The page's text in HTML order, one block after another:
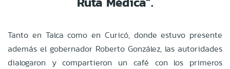
Tanto en Talca como en Curicó, donde estuvo presente
además el gobernador Roberto González, las autoridades
dialogaron y compartieron un café con los primeros